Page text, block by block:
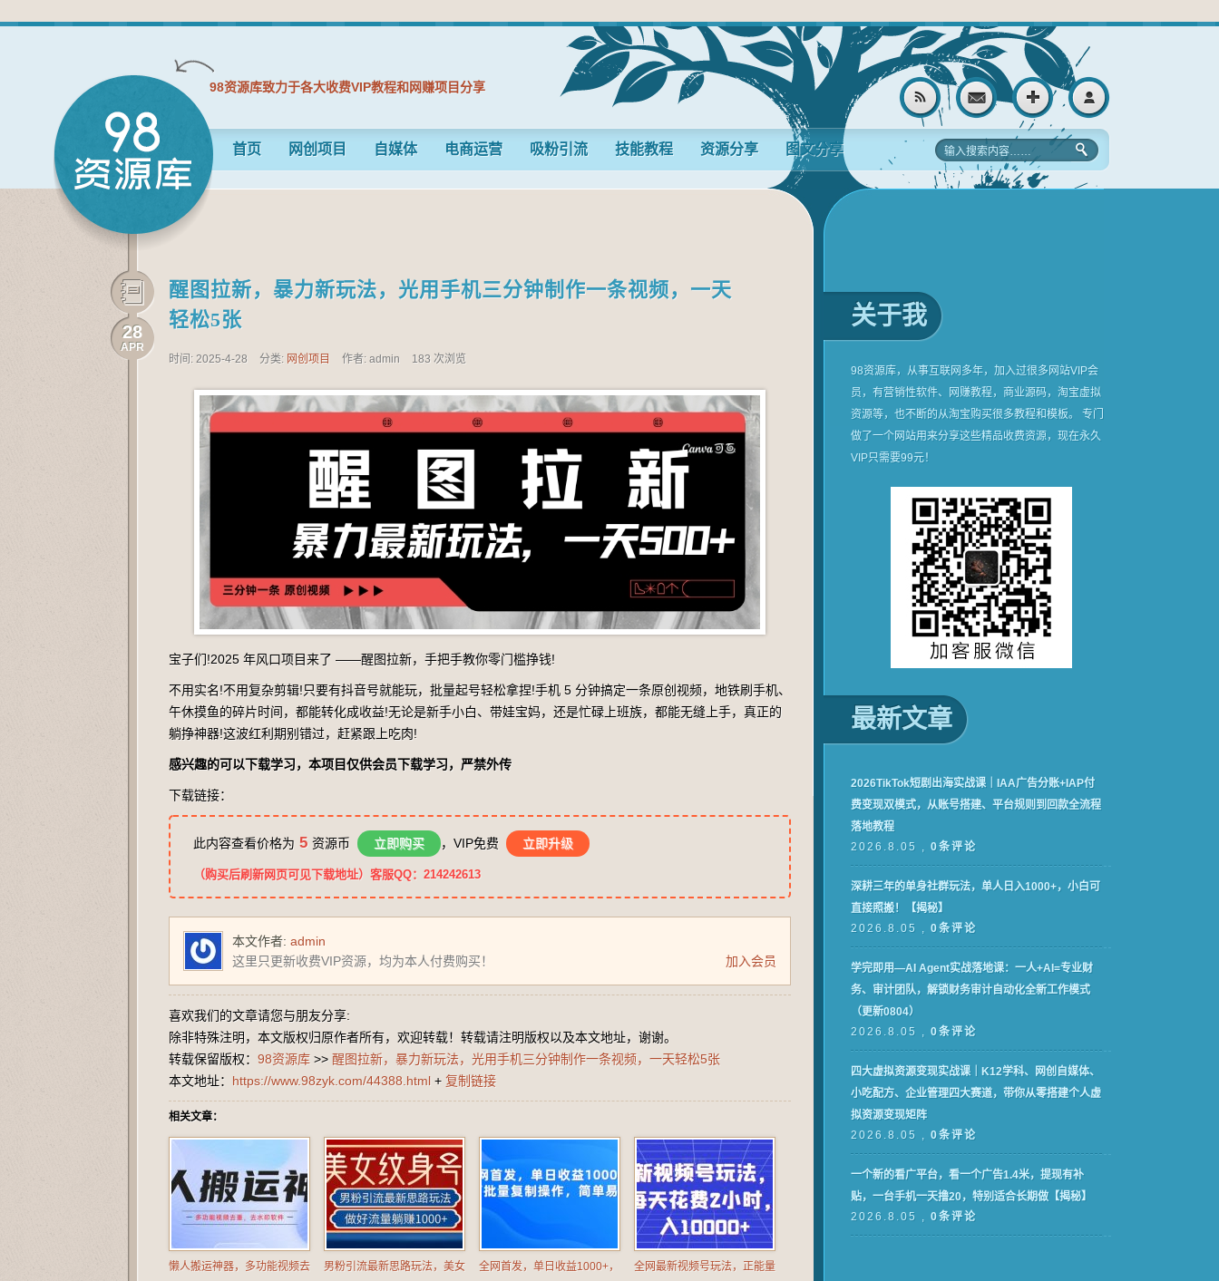
98资源库致力于各大收费VIP教程和网赚项目分享
首页 网创项目 自媒体 电商运营 吸粉引流 技能教程 资源分享 图文分享
28
APR
醒图拉新，暴力新玩法，光用手机三分钟制作一条视频，一天
轻松5张
时间: 2025-4-28 分类: 网创项目 作者: admin 183 次浏览
宝子们!2025 年风口项目来了 ——醒图拉新，手把手教你零门槛挣钱!
不用实名!不用复杂剪辑!只要有抖音号就能玩，批量起号轻松拿捏!手机 5 分钟搞定一条原创视频，地铁刷手机、
午休摸鱼的碎片时间，都能转化成收益!无论是新手小白、带娃宝妈，还是忙碌上班族，都能无缝上手，真正的
躺挣神器!这波红利期别错过，赶紧跟上吃肉!
感兴趣的可以下载学习，本项目仅供会员下载学习，严禁外传
下载链接：
此内容查看价格为 5 资源币 立即购买 ，VIP免费 立即升级
（购买后刷新网页可见下载地址）客服QQ：214242613
本文作者: admin
这里只更新收费VIP资源，均为本人付费购买！
加入会员
喜欢我们的文章请您与朋友分享:
除非特殊注明，本文版权归原作者所有，欢迎转载！转载请注明版权以及本文地址，谢谢。
转载保留版权： 98资源库 >> 醒图拉新，暴力新玩法，光用手机三分钟制作一条视频，一天轻松5张
本文地址： https://www.98zyk.com/44388.html + 复制链接
相关文章：
懒人搬运神器，多功能视频去
男粉引流最新思路玩法，美女
全网首发，单日收益1000+，
全网最新视频号玩法，正能量
关于我
98资源库，从事互联网多年，加入过很多网站VIP会
员，有营销性软件、网赚教程，商业源码，淘宝虚拟
资源等，也不断的从淘宝购买很多教程和模板。 专门
做了一个网站用来分享这些精品收费资源，现在永久
VIP只需要99元！
最新文章
2026TikTok短剧出海实战课｜IAA广告分账+IAP付
费变现双模式，从账号搭建、平台规则到回款全流程
落地教程
2026.8.05 , 0条评论
深耕三年的单身社群玩法，单人日入1000+，小白可
直接照搬！【揭秘】
2026.8.05 , 0条评论
学完即用—AI Agent实战落地课：一人+AI=专业财
务、审计团队，解锁财务审计自动化全新工作模式
（更新0804）
2026.8.05 , 0条评论
四大虚拟资源变现实战课｜K12学科、网创自媒体、
小吃配方、企业管理四大赛道，带你从零搭建个人虚
拟资源变现矩阵
2026.8.05 , 0条评论
一个新的看广平台，看一个广告1.4米，提现有补
贴，一台手机一天撸20，特别适合长期做【揭秘】
2026.8.05 , 0条评论